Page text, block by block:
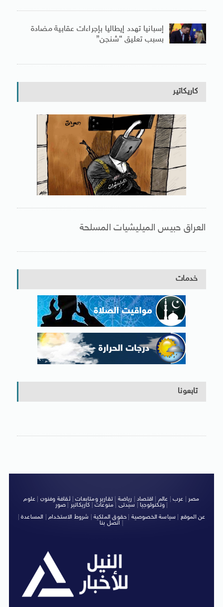
إسبانيا تهدد إيطاليا بإجراءات عقابية مضادة
بسبب تعليق “شنجن”
كاريكاتير
العراق حبيس الميليشيات المسلحة
خدمات
تابعونا
مصر عرب عالم اقتصاد رياضة |تقارير ومتابعات|ثقافة وفنون
علوم
وتكنولوجيا| سيدتى منوعات كاريكاتير صور
|
عن الموقع
سياسة الخصوصية حقوق الملكية شروط الاستخدام| المساعدة|
اتصل بنا